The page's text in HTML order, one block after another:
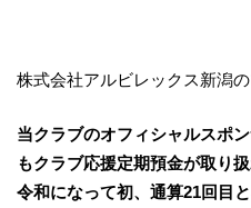
株式会社アルビレックス新潟
当クラブのオフィシャルスポ
もクラブ応援定期預金が取り扱
令和になって初、通算21回目